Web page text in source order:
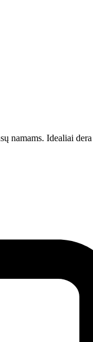
namams. Idealiai